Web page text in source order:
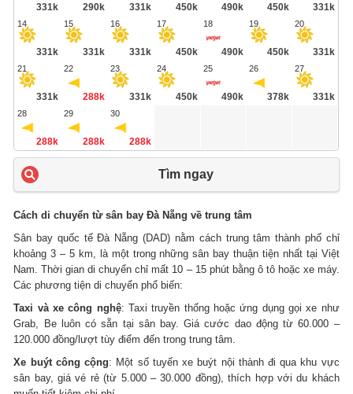
331k 290k 331k 450k 490k 450k 331k
14
331k
15
331k
16
331k
17
450k
18
490k
19
450k
20
331k
21
331k
22
288k
23
331k
24
450k
25
490k
26
378k
27
331k
28
288k
29
288k
30
288k
Tìm ngay
Cách di chuyển từ sân bay Đà Nẵng về trung tâm
Sân bay quốc tế Đà Nẵng (DAD) nằm cách trung tâm thành phố chỉ
khoảng 3 – 5 km, là một trong những sân bay thuận tiện nhất tại Việt
Nam. Thời gian di chuyển chỉ mất 10 – 15 phút bằng ô tô hoặc xe máy.
Các phương tiện di chuyển phổ biến:
Taxi và xe công nghệ: Taxi truyền thống hoặc ứng dụng gọi xe như
Grab, Be luôn có sẵn tại sân bay. Giá cước dao động từ 60.000 –
120.000 đồng/lượt tùy điểm đến trong trung tâm.
Xe buýt công cộng: Một số tuyến xe buýt nội thành đi qua khu vực
sân bay, giá vé rẻ (từ 5.000 – 30.000 đồng), thích hợp với du khách